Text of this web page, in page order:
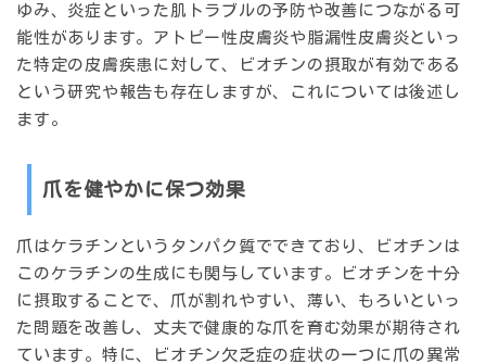
ゆみ、炎症といった肌トラブルの予防や改善につながる可
能性があります。アトピー性皮膚炎や脂漏性皮膚炎といっ
た特定の皮膚疾患に対して、ビオチンの摂取が有効である
という研究や報告も存在しますが、これについては後述し
ます。
爪を健やかに保つ効果
爪はケラチンというタンパク質でできており、ビオチンは
このケラチンの生成にも関与しています。ビオチンを十分
に摂取することで、爪が割れやすい、薄い、もろいといっ
た問題を改善し、丈夫で健康的な爪を育む効果が期待され
ています。特に、ビオチン欠乏症の症状の一つに爪の異常